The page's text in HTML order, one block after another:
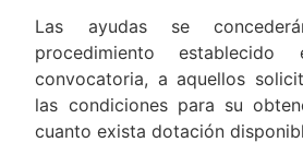
Las ayudas se
procedimiento
convocatoria, a aquellos
las condiciones para su
cuanto exista dotación